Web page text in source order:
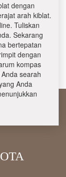
dengan
arah kiblat.
Tuliskan
Sekarang
bertepatan
dengan
kompas
searah
Anda